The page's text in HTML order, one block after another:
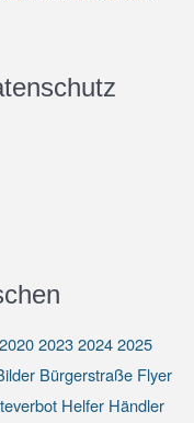
2020202320242025
Bürgerstraße Flyer
Helfer Händler